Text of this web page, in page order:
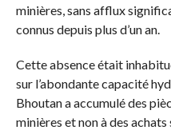
minières, sans afflux
connus depuis plus d’un an.
Cette absence était
sur l’abondante capacité
Bhoutan a accumulé des
minières et non à des